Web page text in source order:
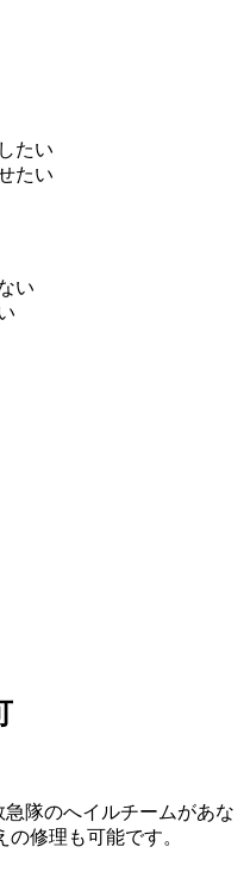
たい
たい
い
隊のへイルチームがあな
修理も可能です。